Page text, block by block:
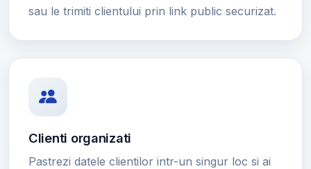
sau le trimiti clientului prin link public securizat.
Clienti organizati
Pastrezi datele clientilor intr-un singur loc si ai